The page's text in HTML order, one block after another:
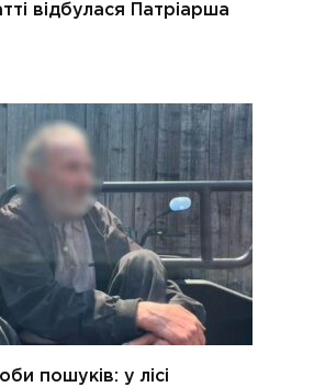
відбулася Патріарша
пошуків: у лісі